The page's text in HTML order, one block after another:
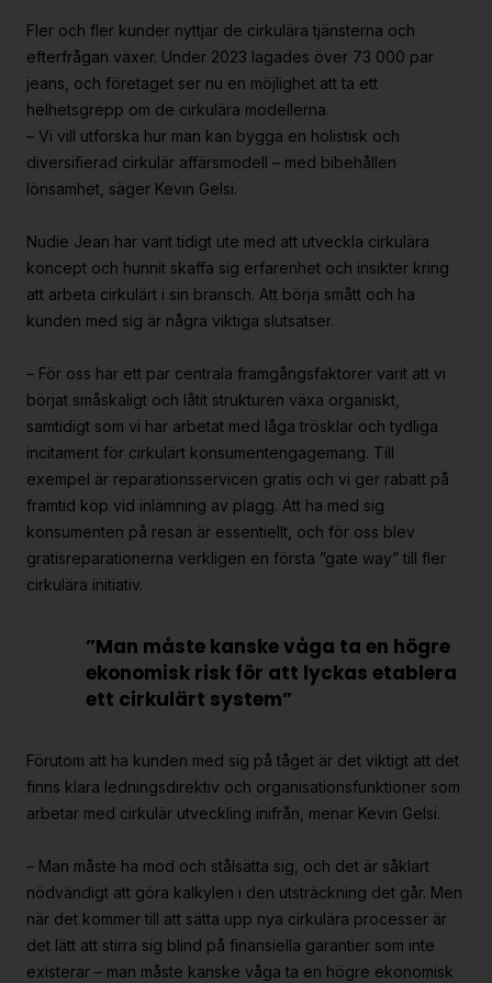
Fler och fler kunder nyttjar de cirkulära tjänsterna och
efterfrågan växer. Under 2023 lagades över 73 000 par
jeans, och företaget ser nu en möjlighet att ta ett
helhetsgrepp om de cirkulära modellerna.
– Vi vill utforska hur man kan bygga en holistisk och
diversifierad cirkulär affärsmodell – med bibehållen
lönsamhet, säger Kevin Gelsi.
Nudie Jean har varit tidigt ute med att utveckla cirkulära
koncept och hunnit skaffa sig erfarenhet och insikter kring
att arbeta cirkulärt i sin bransch. Att börja smått och ha
kunden med sig är några viktiga slutsatser.
– För oss har ett par centrala framgångsfaktorer varit att vi
börjat småskaligt och låtit strukturen växa organiskt,
samtidigt som vi har arbetat med låga trösklar och tydliga
incitament för cirkulärt konsumentengagemang. Till
exempel är reparationsservicen gratis och vi ger rabatt på
framtid köp vid inlämning av plagg. Att ha med sig
konsumenten på resan är essentiellt, och för oss blev
gratisreparationerna verkligen en första ”gate way” till fler
cirkulära initiativ.
”Man måste kanske våga ta en högre
ekonomisk risk för att lyckas etablera
ett cirkulärt system”
Förutom att ha kunden med sig på tåget är det viktigt att det
finns klara ledningsdirektiv och organisationsfunktioner som
arbetar med cirkulär utveckling inifrån, menar Kevin Gelsi.
– Man måste ha mod och stålsätta sig, och det är såklart
nödvändigt att göra kalkylen i den utsträckning det går. Men
när det kommer till att sätta upp nya cirkulära processer är
det lätt att stirra sig blind på finansiella garantier som inte
existerar – man måste kanske våga ta en högre ekonomisk